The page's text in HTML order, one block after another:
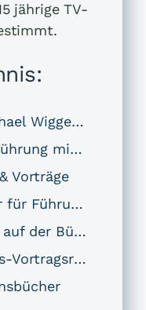
jährige TV-
– 2026
Bereichen:
Vorträge
buchen – 4 Argumente
gute Führung
– Michaels 12 Tipps